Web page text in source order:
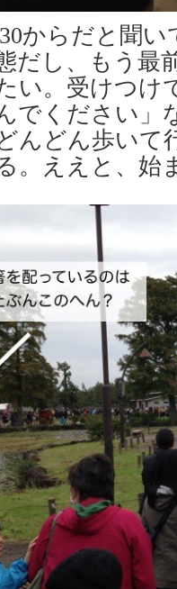
からだと聞い
だし、もう最
い。受けつけ
でください」
んどん歩いて
。ええと、始